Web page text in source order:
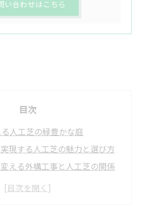
い合わせはこちら
目次
人工芝の緑豊かな庭
現する人工芝の魅力と選び方
える外構工事と人工芝の関係
得られる人工芝のメリット解説